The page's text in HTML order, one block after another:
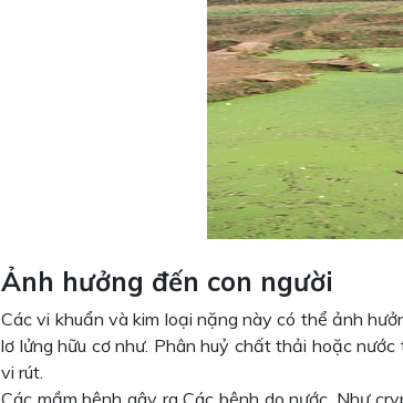
Ảnh hưởng đến con người
Các vi khuẩn và kim loại nặng này có thể ảnh
lơ lửng hữu cơ như. Phân huỷ chất thải hoặc
vi rút.